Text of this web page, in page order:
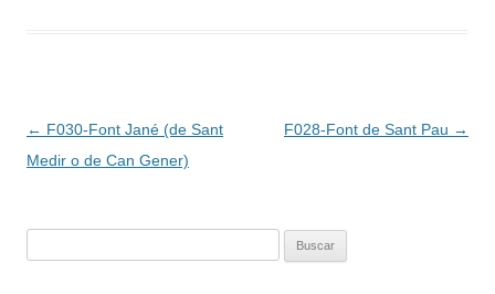
Navegación
de
← F030-Font Jané (de Sant
Medir o de Can Gener)
F028-Font de Sant Pau →